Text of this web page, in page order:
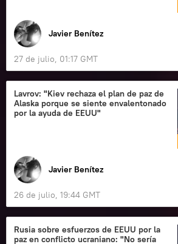
Javier Benítez
27 de julio, 01:17 GMT
Lavrov: "Kiev rechaza el plan de paz de
Alaska porque se siente envalentonado
por la ayuda de EEUU"
Javier Benítez
26 de julio, 19:44 GMT
Rusia sobre esfuerzos de EEUU por la
paz en conflicto ucraniano: "No sería